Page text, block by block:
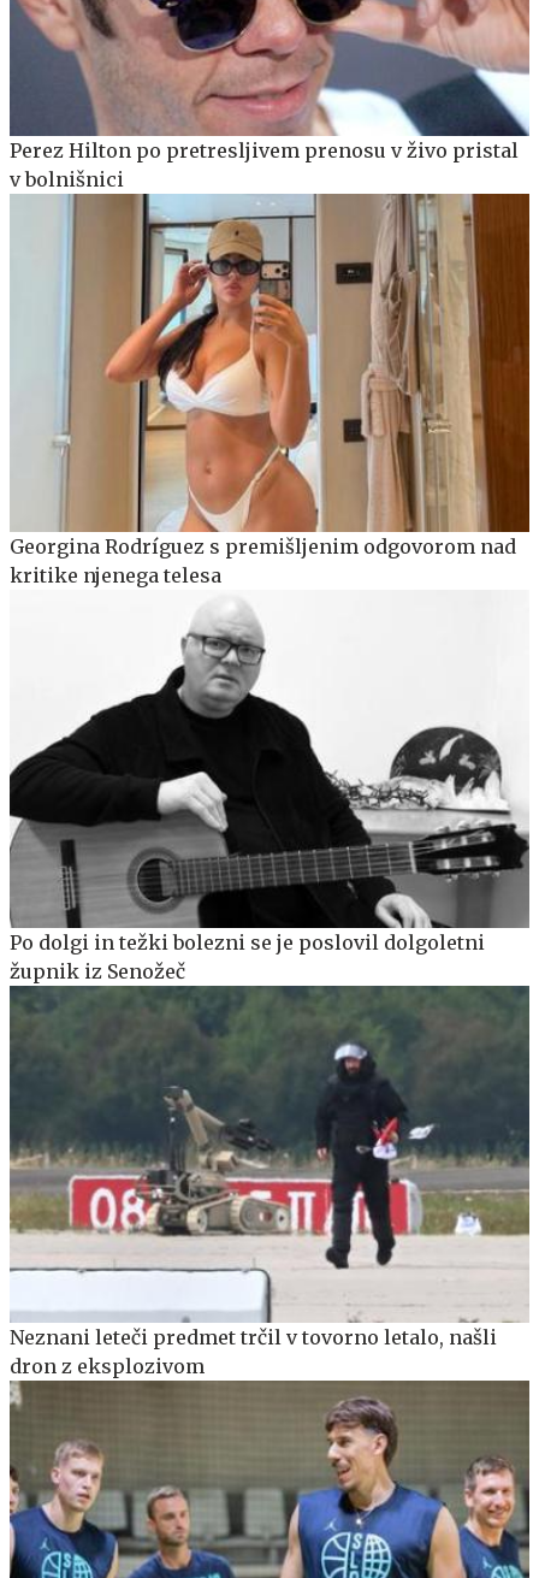
Perez Hilton po pretresljivem prenosu v živo pristal
v bolnišnici
Georgina Rodríguez s premišljenim odgovorom nad
kritike njenega telesa
Po dolgi in težki bolezni se je poslovil dolgoletni
župnik iz Senožeč
Neznani leteči predmet trčil v tovorno letalo, našli
dron z eksplozivom